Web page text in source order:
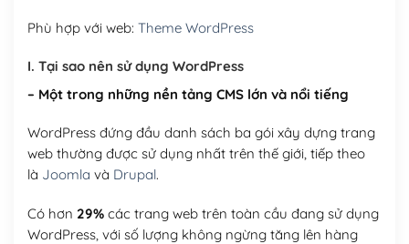
Hosting 3GB SSD (1 năm)(+550,000₫)
Hosting 5GB SSD (1 năm)
Hosting 8GB SSD (1 năm) (+950,000₫)
Phù hợp với web: Theme WordPress
I. Tại sao nên sử dụng WordPress
– Một trong những nền tảng CMS lớn và nổi tiếng
WordPress đứng đầu danh sách ba gói xây dựng trang
web thường được sử dụng nhất trên thế giới, tiếp theo
là Joomla và Drupal.
Có hơn 29%các trang web trên toàn cầu đang sử dụng
WordPress, với số lượng không ngừng tăng lên hàng